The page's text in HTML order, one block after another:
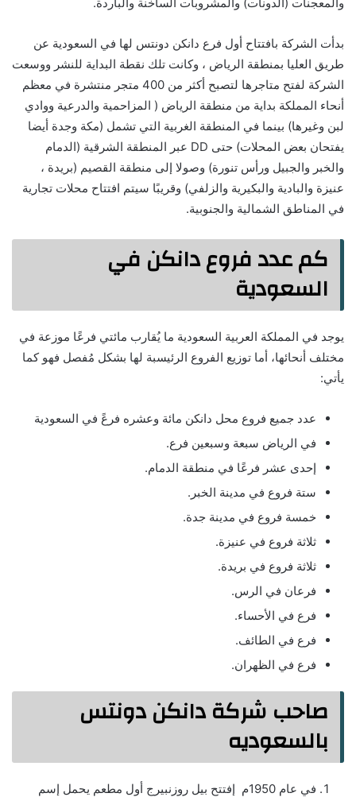
بدأت الشركة بافتتاح أول فرع دانكن دونتس لها في السعودية عن
طريق العليا بمنطقة الرياض ، وكانت تلك نقطة البداية للنشر ووسعت
الشركة لفتح متاجرها لتصبح أكثر من 400 متجر منتشرة في معظم
أنحاء المملكة بداية من منطقة الرياض ( المزاحمية والدرعية ووادي
لبن وغيرها) بينما في المنطقة الغربية التي تشمل (مكة وجدة أيضا
يفتحان بعض المحلات) حتى DD عبر المنطقة الشرقية (الدمام
والخبر والجبيل ورأس تنورة) وصولا إلى منطقة القصيم (بريدة ،
عنيزة والبادية والبكيرية والزلفي) وقريبًا سيتم افتتاح محلات تجارية
في المناطق الشمالية والجنوبية.
كم عدد فروع دانكن في
السعودية
يوجد في المملكة العربية السعودية ما يُقارب مائتي فرعًا موزعة في
مختلف أنحائها، أما توزيع الفروع الرئيسبة لها بشكل مُفصل فهو كما
يأتي:
عدد جميع فروع محل دانكن مائة وعشره فرعً في السعودية
في الرياض سبعة وسبعين فرع.
إحدى عشر فرعًا في منطقة الدمام.
ستة فروع في مدينة الخبر.
خمسة فروع في مدينة جدة.
ثلاثة فروع في عنيزة.
ثلاثة فروع في بريدة.
فرعان في الرس.
فرع في الأحساء.
فرع في الطائف.
فرع في الظهران.
صاحب شركة دانكن دونتس
بالسعوديه
في عام 1950م إفتتح بيل روزنبيرج أول مطعم يحمل إسم